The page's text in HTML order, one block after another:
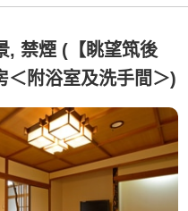
, 禁煙 (【眺望筑後
＜附浴室及洗手間＞)